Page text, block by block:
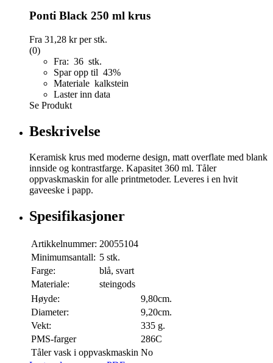
Ponti Black 250 ml krus
Fra 31,28 krper stk.
(0)
Fra: 36 stk.
Spar opp til 43%
Materiale kalkstein
Laster inn data
Se Produkt
Beskrivelse
Keramisk krus med moderne design, matt overflate med blank
innside og kontrastfarge. Kapasitet 360 ml. Tåler
oppvaskmaskin for alle printmetoder. Leveres i en hvit
gaveeske i papp.
Spesifikasjoner
Artikkelnummer: 20055104
Minimumsantall: 5 stk.
Farge:
blå, svart
Materiale:
steingods
Høyde:
9,80cm.
Diameter:
9,20cm.
Vekt:
335 g.
PMS-farger
286C
Tåler vask i oppvaskmaskin No